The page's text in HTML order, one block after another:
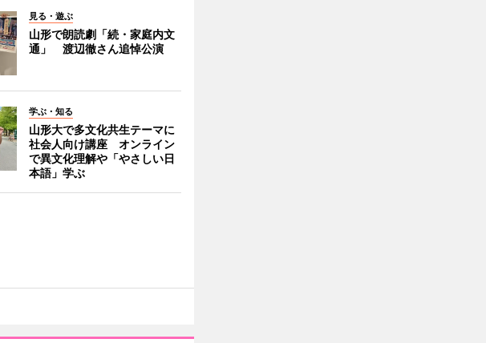
見る・遊ぶ
山形で朗読劇「続・家庭内文
通」 渡辺徹さん追悼公演
学ぶ・知る
山形大で多文化共生テーマに
社会人向け講座 オンライン
で異文化理解や「やさしい日
本語」学ぶ